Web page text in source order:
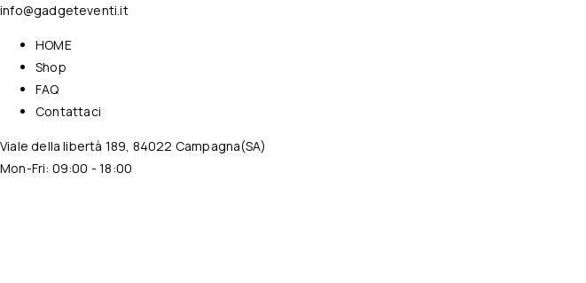
info@gadgeteventi.it
HOME
Shop
FAQ
Contattaci
Viale della libertà 189, 84022 Campagna(SA)
Mon-Fri: 09:00 - 18:00